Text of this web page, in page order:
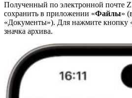
Полученный по электронной почте
сохранить в приложении «Файлы»
«Документы»). Для нажмите кнопку
значка архива.